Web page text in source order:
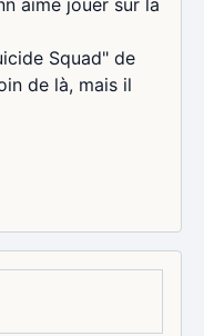
Squad" de
de là, mais il